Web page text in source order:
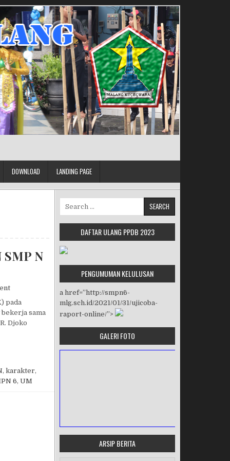
DOWNLOAD LANDING PAGE
N
on SEMINAR PPK DIIKUTI SMP N 6 MALANG DAN SMP N 12
pada
bekerja sama
Djoko
DAN SMP N 12 MALANG
, karakter,
6, UM
Search for:
DAFTAR ULANG PPDB 2023
PENGUMUMAN KELULUSAN
a href=”http://smpn6-
mlg.sch.id/2021/01/31/ujicoba-
raport-online/”>
GALERI FOTO
ARSIP BERITA